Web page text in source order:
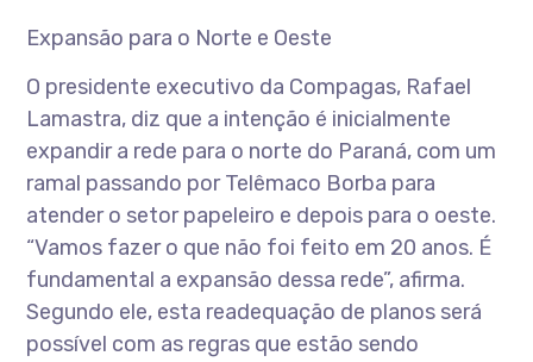
Expansão para o Norte e Oeste
O presidente executivo da Compagas, Rafael
Lamastra, diz que a intenção é inicialmente
expandir a rede para o norte do Paraná, com um
ramal passando por Telêmaco Borba para
atender o setor papeleiro e depois para o oeste.
“Vamos fazer o que não foi feito em 20 anos. É
fundamental a expansão dessa rede”, afirma.
Segundo ele, esta readequação de planos será
possível com as regras que estão sendo